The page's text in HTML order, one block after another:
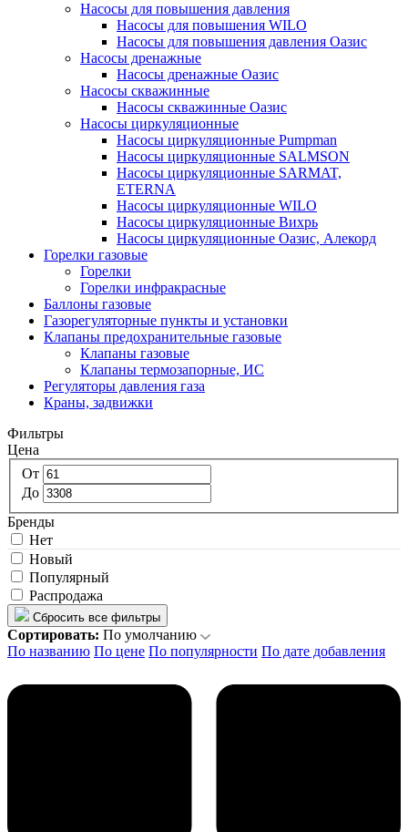
Насосы для повышения давления
Насосы для повышения WILO
Насосы для повышения давления Оазис
Насосы дренажные
Насосы дренажные Оазис
Насосы скважинные
Насосы скважинные Оазис
Насосы циркуляционные
Насосы циркуляционные Pumpman
Насосы циркуляционные SALMSON
Насосы циркуляционные SARMAT,
ETERNA
Насосы циркуляционные WILO
Насосы циркуляционные Вихрь
Насосы циркуляционные Оазис, Алекорд
Горелки газовые
Горелки
Горелки инфракрасные
Баллоны газовые
Газорегуляторные пункты и установки
Клапаны предохранительные газовые
Клапаны газовые
Клапаны термозапорные, ИС
Регуляторы давления газа
Краны, задвижки
Фильтры
Цена
От
До
Бренды
Нет
Новый
Популярный
Распродажа
Сбросить все фильтры
Сортировать: По умолчанию
По названию По цене По популярности По дате добавления